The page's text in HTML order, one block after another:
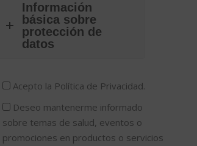
Información
básica sobre
protección de
datos
Acepto la Política de Privacidad.
Deseo mantenerme informado
sobre temas de salud, eventos o
promociones en productos o servicios